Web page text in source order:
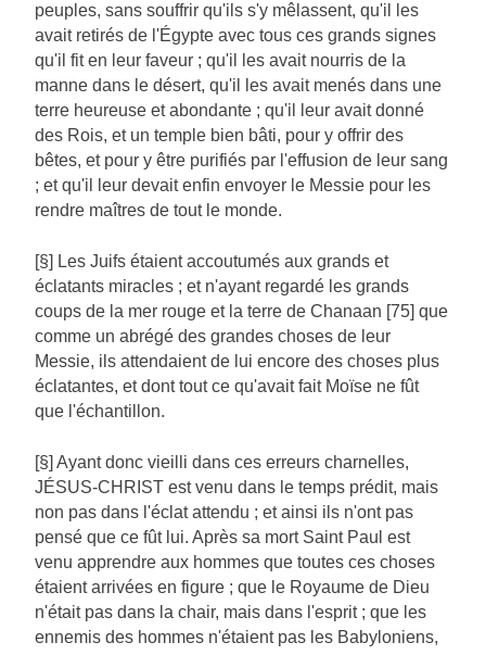
peuples, sans souffrir qu'ils s'y mêlassent, qu'il les
avait retirés de l'Égypte avec tous ces grands signes
qu'il fit en leur faveur ; qu'il les avait nourris de la
manne dans le désert, qu'il les avait menés dans une
terre heureuse et abondante ; qu'il leur avait donné
des Rois, et un temple bien bâti, pour y offrir des
bêtes, et pour y être purifiés par l'effusion de leur sang
; et qu'il leur devait enfin envoyer le Messie pour les
rendre maîtres de tout le monde.
[§] Les Juifs étaient accoutumés aux grands et
éclatants miracles ; et n'ayant regardé les grands
coups de la mer rouge et la terre de Chanaan [75] que
comme un abrégé des grandes choses de leur
Messie, ils attendaient de lui encore des choses plus
éclatantes, et dont tout ce qu'avait fait Moïse ne fût
que l'échantillon.
[§] Ayant donc vieilli dans ces erreurs charnelles,
JÉSUS-CHRIST est venu dans le temps prédit, mais
non pas dans l'éclat attendu ; et ainsi ils n'ont pas
pensé que ce fût lui. Après sa mort Saint Paul est
venu apprendre aux hommes que toutes ces choses
étaient arrivées en figure ; que le Royaume de Dieu
n'était pas dans la chair, mais dans l'esprit ; que les
ennemis des hommes n'étaient pas les Babyloniens,